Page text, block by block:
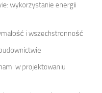
wykorzystanie energii
i wszechstronność
w projektowaniu